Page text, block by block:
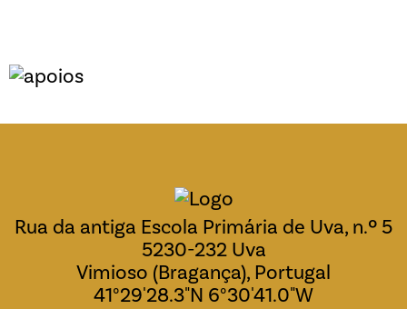
Rua da antiga Escola Primária de Uva, n.º 5
5230-232 Uva
Vimioso (Bragança), Portugal
41°29'28.3"N 6°30'41.0"W